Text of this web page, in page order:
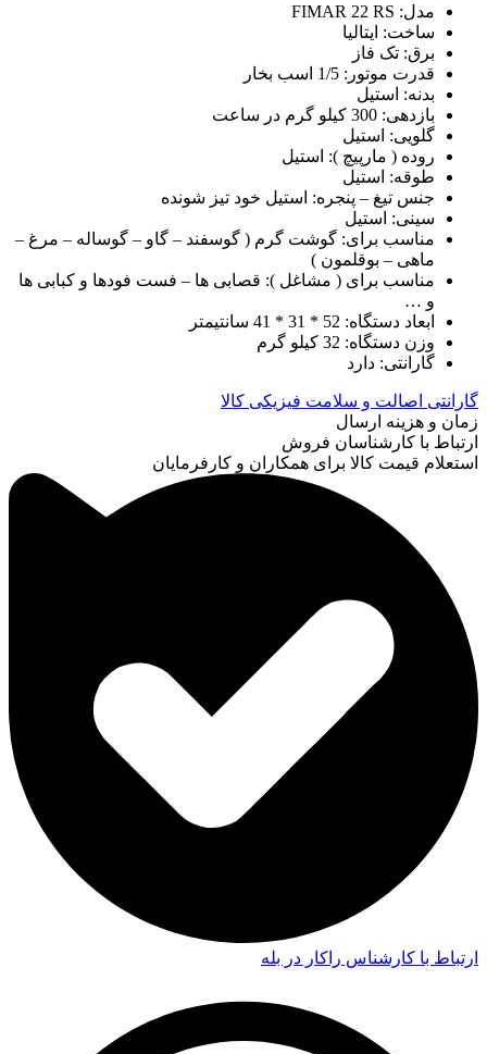
مدل: FIMAR 22 RS
ساخت: ایتالیا
برق: تک فاز
قدرت موتور: 1/5 اسب بخار
بدنه: استیل
بازدهی: 300 کیلو گرم در ساعت
گلویی: استیل
روده ( مارپیچ ): استیل
طوقه: استیل
جنس تیغ – پنجره: استیل خود تیز شونده
سینی: استیل
مناسب برای: گوشت گرم ( گوسفند – گاو – گوساله – مرغ –
ماهی – بوقلمون )
مناسب برای ( مشاغل ): قصابی ها – فست فودها و کبابی ها
و …
ابعاد دستگاه: 52 * 31 * 41 سانتیمتر
وزن دستگاه: 32 کیلو گرم
گارانتی: دارد
گارانتی اصالت و سلامت فیزیکی کالا
زمان و هزینه ارسال
ارتباط با کارشناسان فروش
استعلام قیمت کالا برای همکاران و کارفرمایان
ارتباط با کارشناس راکار در بله